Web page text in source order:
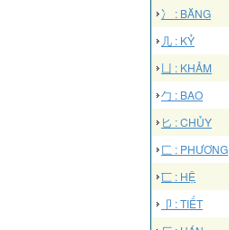
冫 : BĂNG
几 : KỶ
凵 : KHẢM
勹 : BAO
匕 : CHỦY
匚 : PHƯƠNG
匸 : HỆ
卩 : TIẾT